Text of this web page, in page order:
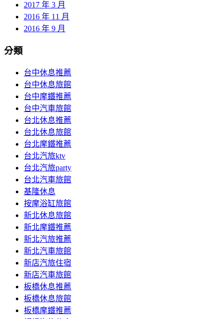
2017 年 3 月
2016 年 11 月
2016 年 9 月
分類
台中休息推薦
台中休息旅館
台中摩鐵推薦
台中汽車旅館
台北休息推薦
台北休息旅館
台北摩鐵推薦
台北汽旅ktv
台北汽旅party
台北汽車旅館
基隆休息
按摩浴缸旅館
新北休息旅館
新北摩鐵推薦
新北汽旅推薦
新北汽車旅館
新店汽旅住宿
新店汽車旅館
板橋休息推薦
板橋休息旅館
板橋摩鐵推薦